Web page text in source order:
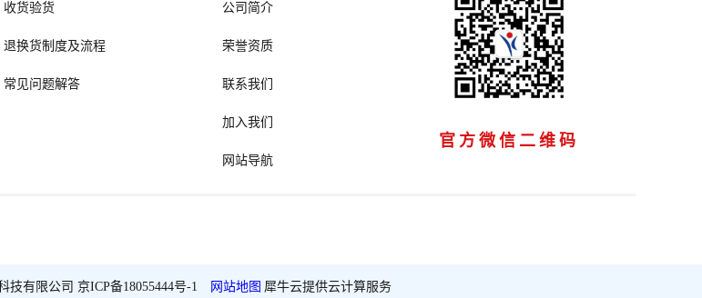
收货验货
退换货制度及流程
常见问题解答
公司简介
荣誉资质
联系我们
加入我们
网站导航
官方微信二维码
技有限公司 京ICP备18055444号-1 网站地图 犀牛云提供云计算服务